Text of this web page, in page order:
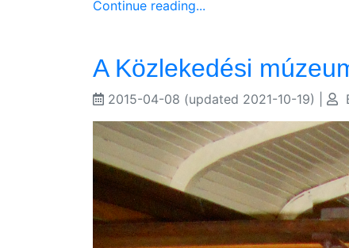
Continue reading...
A Közlekedési
2015-04-08 (updated 2021-10-19)